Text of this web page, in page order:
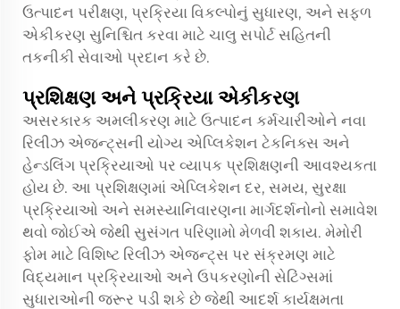
ઉત્પાદન પરીક્ષણ, પ્રક્રિયા વિકલ્પોનું સુધારણ, અને સફળ
એકીકરણ સુનિશ્ચિત કરવા માટે ચાલુ સપોર્ટ સહિતની
તકનીકી સેવાઓ પ્રદાન કરે છે.
પ્રશિક્ષણ અને પ્રક્રિયા એકીકરણ
અસરકારક અમલીકરણ માટે ઉત્પાદન કર્મચારીઓને નવા
રિલીઝ એજન્ટ્સની યોગ્ય એપ્લિકેશન ટેકનિક્સ અને
હેન્ડલિંગ પ્રક્રિયાઓ પર વ્યાપક પ્રશિક્ષણની આવશ્યકતા
હોય છે. આ પ્રશિક્ષણમાં એપ્લિકેશન દર, સમય, સુરક્ષા
પ્રક્રિયાઓ અને સમસ્યાનિવારણના માર્ગદર્શનોનો સમાવેશ
થવો જોઈએ જેથી સુસંગત પરિણામો મેળવી શકાય. મેમોરી
ફોમ માટે વિશિષ્ટ રિલીઝ એજન્ટ્સ પર સંક્રમણ માટે
વિદ્યમાન પ્રક્રિયાઓ અને ઉપકરણોની સેટિંગ્સમાં
સુધારાઓની જરૂર પડી શકે છે જેથી આદર્શ કાર્યક્ષમતા